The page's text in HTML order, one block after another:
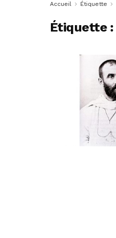
Accueil Étiquette
Étiquette :